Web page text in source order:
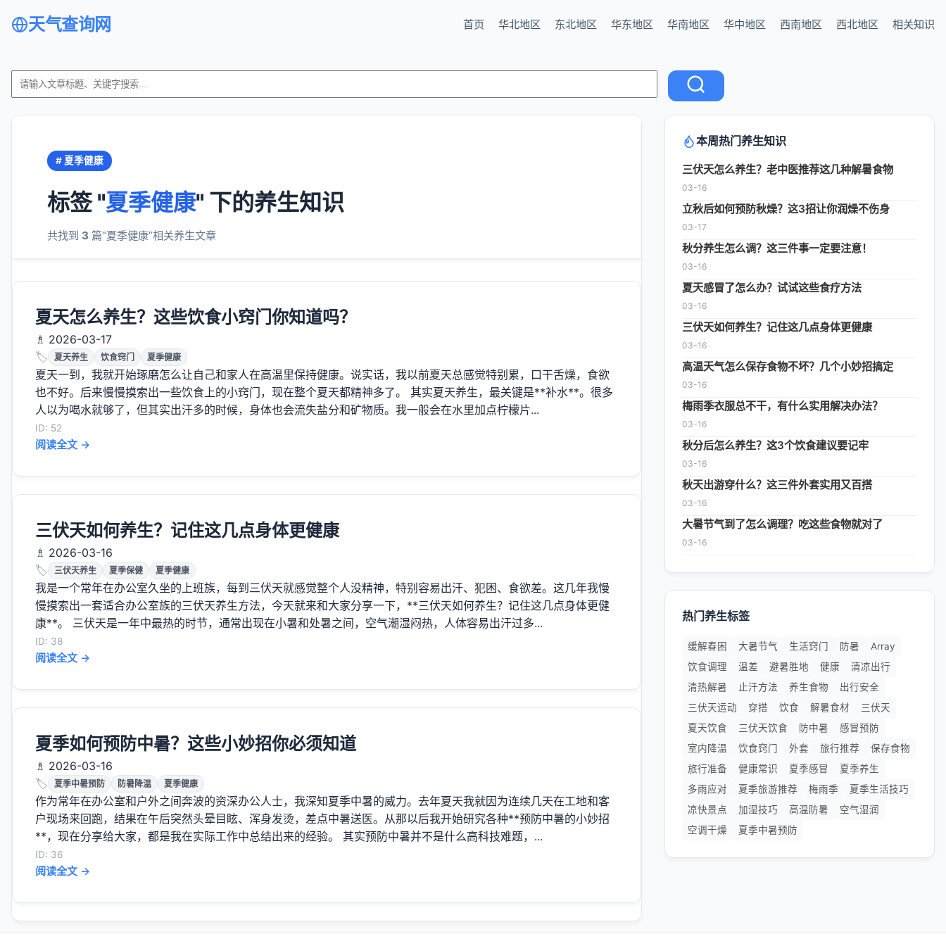
天气查询网 首页 华北地区 东北地区 华东地区 华南地区 华中地区 西南地区 西北地区 相关知识
# 夏季健康
标签 "夏季健康" 下的养生知识
共找到 3 篇“夏季健康”相关养生文章
夏天怎么养生？这些饮食小窍门你知道吗？
♗ 2026-03-17
🏷️
夏天养生 饮食窍门 夏季健康
夏天一到，我就开始琢磨怎么让自己和家人在高温里保持健康。说实话，我以前夏天总感觉特别累，口干舌燥，食欲
也不好。后来慢慢摸索出一些饮食上的小窍门，现在整个夏天都精神多了。 其实夏天养生，最关键是**补水**。很多
人以为喝水就够了，但其实出汗多的时候，身体也会流失盐分和矿物质。我一般会在水里加点柠檬片...
ID: 52
阅读全文 →
三伏天如何养生？记住这几点身体更健康
♗ 2026-03-16
🏷️
三伏天养生 夏季保健 夏季健康
我是一个常年在办公室久坐的上班族，每到三伏天就感觉整个人没精神，特别容易出汗、犯困、食欲差。这几年我慢
慢摸索出一套适合办公室族的三伏天养生方法，今天就来和大家分享一下，**三伏天如何养生？记住这几点身体更健
康**。 三伏天是一年中最热的时节，通常出现在小暑和处暑之间，空气潮湿闷热，人体容易出汗过多...
ID: 38
阅读全文 →
夏季如何预防中暑？这些小妙招你必须知道
♗ 2026-03-16
🏷️
夏季中暑预防 防暑降温 夏季健康
作为常年在办公室和户外之间奔波的资深办公人士，我深知夏季中暑的威力。去年夏天我就因为连续几天在工地和客
户现场来回跑，结果在午后突然头晕目眩、浑身发烫，差点中暑送医。从那以后我开始研究各种**预防中暑的小妙招
**，现在分享给大家，都是我在实际工作中总结出来的经验。 其实预防中暑并不是什么高科技难题，...
ID: 36
阅读全文 →
本周热门养生知识
三伏天怎么养生？老中医推荐这几种解暑食物
03-16
立秋后如何预防秋燥？这3招让你润燥不伤身
03-17
秋分养生怎么调？这三件事一定要注意！
03-16
夏天感冒了怎么办？试试这些食疗方法
03-16
三伏天如何养生？记住这几点身体更健康
03-16
高温天气怎么保存食物不坏？几个小妙招搞定
03-16
梅雨季衣服总不干，有什么实用解决办法？
03-16
秋分后怎么养生？这3个饮食建议要记牢
03-16
秋天出游穿什么？这三件外套实用又百搭
03-16
大暑节气到了怎么调理？吃这些食物就对了
03-16
热门养生标签
缓解春困 大暑节气 生活窍门 防暑
Array
饮食调理
温差 避暑胜地 健康
清凉出行
清热解暑
止汗方法 养生食物
出行安全
三伏天运动
穿搭 饮食 解暑食材
三伏天
夏天饮食
三伏天饮食 防中暑
感冒预防
室内降温
饮食窍门 外套 旅行推荐
保存食物
旅行准备
健康常识 夏季感冒
夏季养生
多雨应对
夏季旅游推荐 梅雨季
夏季生活技巧
凉快景点
加湿技巧 高温防暑
空气湿润
空调干燥
夏季中暑预防